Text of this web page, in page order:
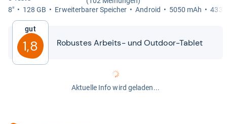
8"
128 GB Erweiter­ba­rer Spei­cher Android 5050 mAh 433
Gut
1,8 Robus­tes Arbeits-​​ und Out­door-​​Tablet
Aktuelle Info wird geladen...